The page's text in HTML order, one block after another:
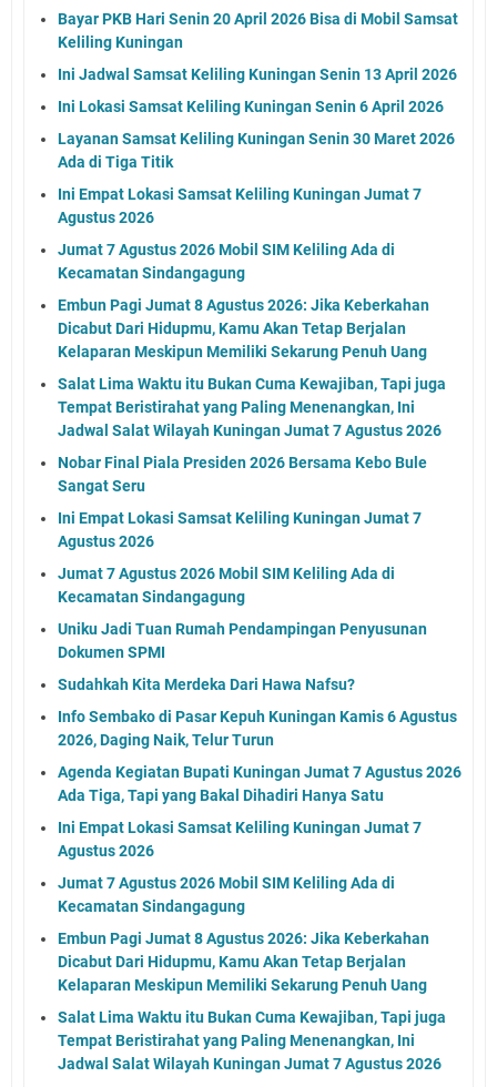
Bayar PKB Hari Senin 20 April 2026 Bisa di Mobil Samsat
Keliling Kuningan
Ini Jadwal Samsat Keliling Kuningan Senin 13 April 2026
Ini Lokasi Samsat Keliling Kuningan Senin 6 April 2026
Layanan Samsat Keliling Kuningan Senin 30 Maret 2026
Ada di Tiga Titik
Ini Empat Lokasi Samsat Keliling Kuningan Jumat 7
Agustus 2026
Jumat 7 Agustus 2026 Mobil SIM Keliling Ada di
Kecamatan Sindangagung
Embun Pagi Jumat 8 Agustus 2026: Jika Keberkahan
Dicabut Dari Hidupmu, Kamu Akan Tetap Berjalan
Kelaparan Meskipun Memiliki Sekarung Penuh Uang
Salat Lima Waktu itu Bukan Cuma Kewajiban, Tapi juga
Tempat Beristirahat yang Paling Menenangkan, Ini
Jadwal Salat Wilayah Kuningan Jumat 7 Agustus 2026
Nobar Final Piala Presiden 2026 Bersama Kebo Bule
Sangat Seru
Ini Empat Lokasi Samsat Keliling Kuningan Jumat 7
Agustus 2026
Jumat 7 Agustus 2026 Mobil SIM Keliling Ada di
Kecamatan Sindangagung
Uniku Jadi Tuan Rumah Pendampingan Penyusunan
Dokumen SPMI
Sudahkah Kita Merdeka Dari Hawa Nafsu?
Info Sembako di Pasar Kepuh Kuningan Kamis 6 Agustus
2026, Daging Naik, Telur Turun
Agenda Kegiatan Bupati Kuningan Jumat 7 Agustus 2026
Ada Tiga, Tapi yang Bakal Dihadiri Hanya Satu
Ini Empat Lokasi Samsat Keliling Kuningan Jumat 7
Agustus 2026
Jumat 7 Agustus 2026 Mobil SIM Keliling Ada di
Kecamatan Sindangagung
Embun Pagi Jumat 8 Agustus 2026: Jika Keberkahan
Dicabut Dari Hidupmu, Kamu Akan Tetap Berjalan
Kelaparan Meskipun Memiliki Sekarung Penuh Uang
Salat Lima Waktu itu Bukan Cuma Kewajiban, Tapi juga
Tempat Beristirahat yang Paling Menenangkan, Ini
Jadwal Salat Wilayah Kuningan Jumat 7 Agustus 2026